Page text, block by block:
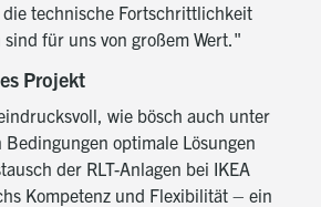
technische Fortschrittlichkeit
für uns von großem Wert."
Projekt
wie bösch auch unter
optimale Lösungen
der RLT-Anlagen bei IKEA
Kompetenz und Flexibilität – ein